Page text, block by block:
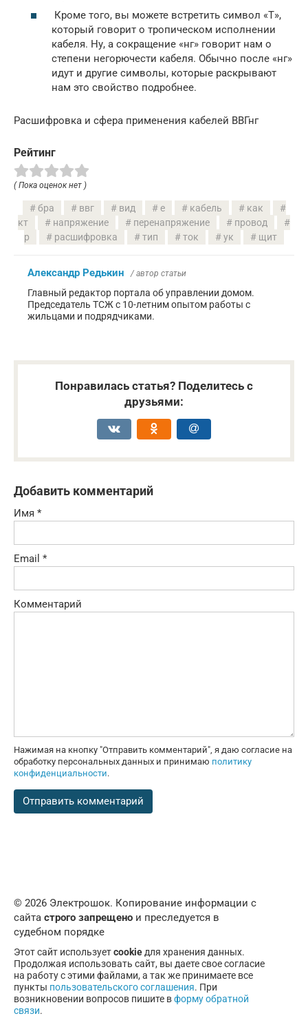
Кроме того, вы можете встретить символ «Т»,
который говорит о тропическом исполнении
кабеля. Ну, а сокращение «нг» говорит нам о
степени негорючести кабеля. Обычно после «нг»
идут и другие символы, которые раскрывают
нам это свойство подробнее.
Расшифровка и сфера применения кабелей ВВГнг
Рейтинг
( Пока оценок нет )
бра ввг вид е кабель
как
кт
напряжение перенапряжение
провод
р
расшифровка тип ток ук щит
Александр Редькин / автор статьи
Главный редактор портала об управлении домом.
Председатель ТСЖ с 10-летним опытом работы с
жильцами и подрядчиками.
Понравилась статья? Поделитесь с
друзьями:
Добавить комментарий
Имя *
Email *
Комментарий
Нажимая на кнопку "Отправить комментарий", я даю согласие на
обработку персональных данных и принимаю политику
конфиденциальности.
© 2026 Электрошок. Копирование информации с
сайта строго запрещено и преследуется в
судебном порядке
Этот сайт используетcookie для хранения данных.
Продолжая использовать сайт, вы даете свое согласие
на работу с этими файлами, а так же принимаете все
пункты пользовательского соглашения. При
возникновении вопросов пишите вформу обратной
связи.